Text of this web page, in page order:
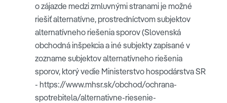
o zájazde medzi zmluvnými stranami je možné
riešiť alternatívne, prostredníctvom subjektov
alternatívneho riešenia sporov (Slovenská
obchodná inšpekcia a iné subjekty zapísané v
zozname subjektov alternatívneho riešenia
sporov, ktorý vedie Ministerstvo hospodárstva SR
- https://www.mhsr.sk/obchod/ochrana-
spotrebitela/alternativne-riesenie-